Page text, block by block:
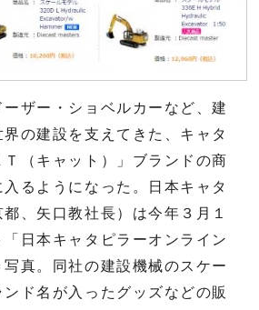
ザー・ショベルカーなど、建
の建設を支えてきた、キャタ
（キャット）」ブランドの商
るようになった。日本キャタ
、矢口教社長）は今年３月１
「日本キャタピラーオンライン
真。同社の建設機械のスケー
ド名が入ったグッズなどの販